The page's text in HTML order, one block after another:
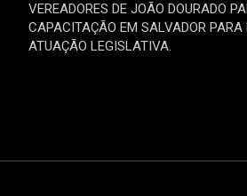
VEREADORES DE JOÃO DOURADO
CAPACITAÇÃO EM SALVADOR PARA
ATUAÇÃO LEGISLATIVA.